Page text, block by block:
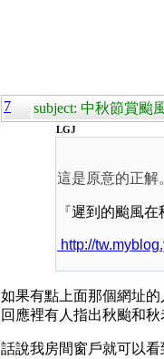
7 subject: 中秋節賞颱
LGJ
這是原意的正解
『遲到的颱風在
http://
如果有點上面那個網址的
回應裡有人指出秋颱和
話說我房間窗戶就可以看